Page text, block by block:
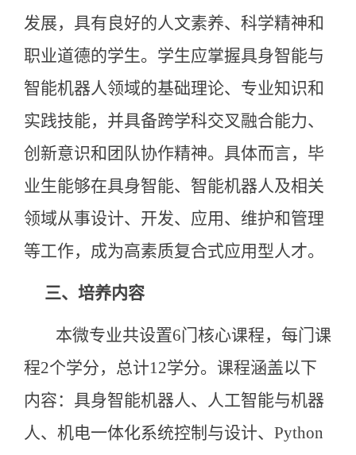
发展，具有良好的人文素养、科学精神和
职业道德的学生。学生应掌握具身智能与
智能机器人领域的基础理论、专业知识和
实践技能，并具备跨学科交叉融合能力、
创新意识和团队协作精神。具体而言，毕
业生能够在具身智能、智能机器人及相关
领域从事设计、开发、应用、维护和管理
等工作，成为高素质复合式应用型人才。
三、 培养内容
本微专业共设置6门核心课程，每门课
程2个学分，总计12学分。课程涵盖以下
内容：具身智能机器人、人工智能与机器
人、机电一体化系统控制与设计、Python